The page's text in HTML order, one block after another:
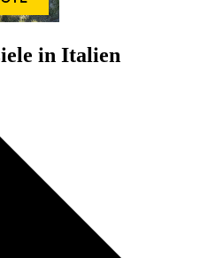
in Italien